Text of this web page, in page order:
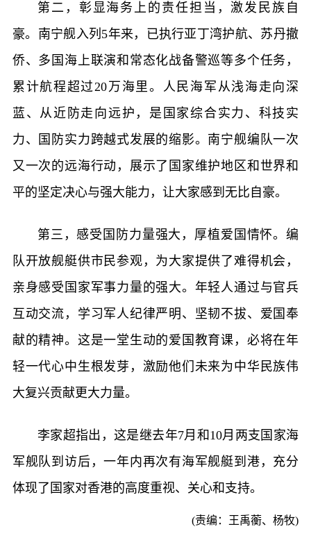
第二，彰显海务上的责任担当，激发民族自
豪。南宁舰入列5年来，已执行亚丁湾护航、苏丹撤
侨、多国海上联演和常态化战备警巡等多个任务，
累计航程超过20万海里。人民海军从浅海走向深
蓝、从近防走向远护，是国家综合实力、科技实
力、国防实力跨越式发展的缩影。南宁舰编队一次
又一次的远海行动，展示了国家维护地区和世界和
平的坚定决心与强大能力，让大家感到无比自豪。
第三，感受国防力量强大，厚植爱国情怀。编
队开放舰艇供市民参观，为大家提供了难得机会，
亲身感受国家军事力量的强大。年轻人通过与官兵
互动交流，学习军人纪律严明、坚韧不拔、爱国奉
献的精神。这是一堂生动的爱国教育课，必将在年
轻一代心中生根发芽，激励他们未来为中华民族伟
大复兴贡献更大力量。
李家超指出，这是继去年7月和10月两支国家海
军舰队到访后，一年内再次有海军舰艇到港，充分
体现了国家对香港的高度重视、关心和支持。
(责编：王禹蘅、杨牧)